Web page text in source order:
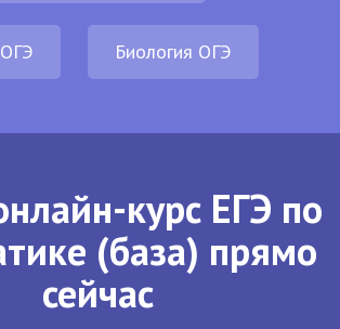
Биология ОГЭ
курс ЕГЭ по
(база) прямо
сейчас